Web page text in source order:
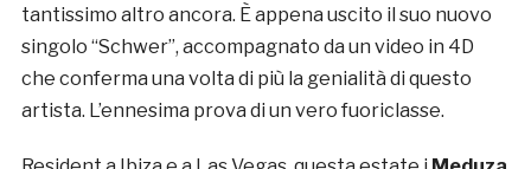
tantissimo altro ancora. È appena uscito il suo nuovo
singolo “Schwer”, accompagnato da un video in 4D
che conferma una volta di più la genialità di questo
artista. L’ennesima prova di un vero fuoriclasse.